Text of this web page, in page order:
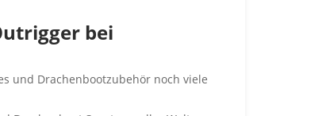
bei
und Drachenbootzubehör noch viele